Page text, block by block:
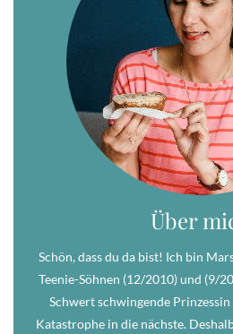
Über
Schön, dass du da bist! Ich bin
Teenie-Söhnen (12/2010) und (9/
Schwert schwingende
Katastrophe in die nächste.